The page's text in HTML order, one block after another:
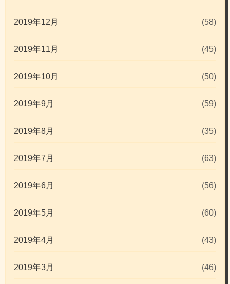
2019年12月 (58)
2019年11月 (45)
2019年10月 (50)
2019年9月 (59)
2019年8月 (35)
2019年7月 (63)
2019年6月 (56)
2019年5月 (60)
2019年4月 (43)
2019年3月 (46)